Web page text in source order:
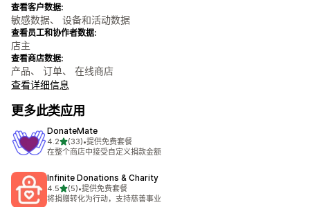
查看客户数据:
敏感数据、 设备和活动数据
查看员工和协作者数据:
店主
查看商店数据:
产品、 订单、 在线商店
查看详细信息
更多此类应用
DonateMate
4.2星（满分 5 星）
(33)
总共 33 条评论
•提供免费套餐
在整个商店中接受自定义捐款金额
Infinite Donations & Charity
4.5星（满分 5 星）
(5)
总共 5 条评论
•提供免费套餐
将捐赠转化为行动，支持慈善事业